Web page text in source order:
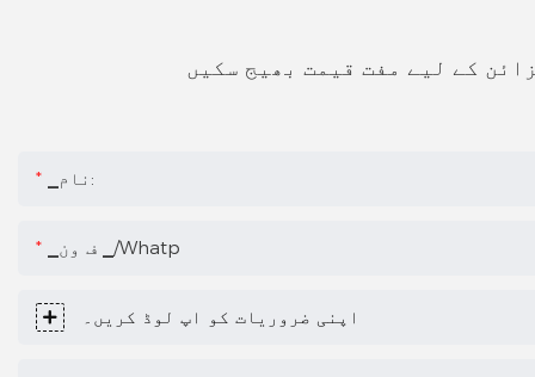
کے لیے مفت قیمت بھیج سکیں
▁نام:
▁ف ون ▁/whatp
اپنی ضروریات کو اپ لوڈ کریں۔